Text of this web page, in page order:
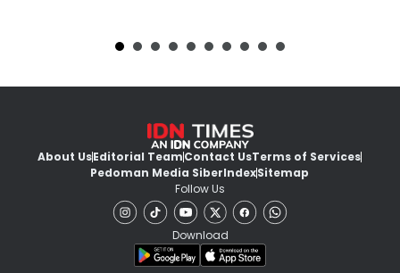
About UsEditorial TeamContact UsTerms of Services
Pedoman Media SiberIndexSitemap
Follow Us
Download